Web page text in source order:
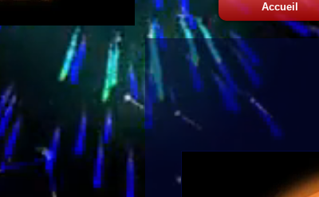
Accueil